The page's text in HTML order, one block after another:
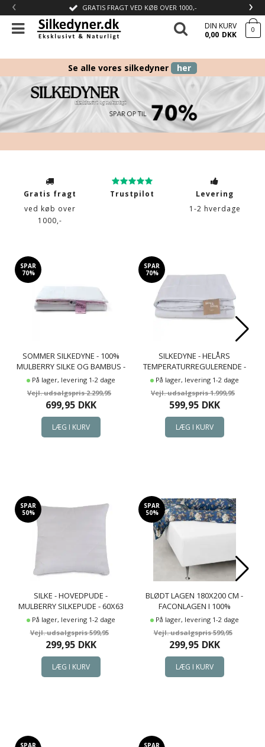
GRATIS FRAGT VED KØB OVER 1000,-
‹ ›
DIN KURV
0,00 DKK 0
Se alle vores silkedyner her
Gratis fragt
ved køb over
1000,-
Trustpilot
Levering
1-2 hverdage
SPAR
70%
SOMMER SILKEDYNE - 100%
MULBERRY SILKE OG BAMBUS -
140X200 CM - NATURE BY BORG
På lager, levering 1-2 dage
2.299,95
699,95 DKK
SPAR
70%
SILKEDYNE - HELÅRS
TEMPERATURREGULERENDE -
100% MULBERRY SILKEFYLD -
140X200 CM - BORG LIVING
På lager, levering 1-2 dage
1.999,95
599,95 DKK
SPAR
50%
SILKE - HOVEDPUDE -
MULBERRY SILKEPUDE - 60X63
CM - BORG LIVING
På lager, levering 1-2 dage
599,95
299,95 DKK
SPAR
50%
BLØDT LAGEN 180X200 CM -
FACONLAGEN I 100%
BOMULDSSATIN - HVIDT
BOXLAGEN TIL MADRAS - BY
NIGHT SATIN LAGEN
På lager, levering 1-2 dage
599,95
299,95 DKK
SPAR
SPAR